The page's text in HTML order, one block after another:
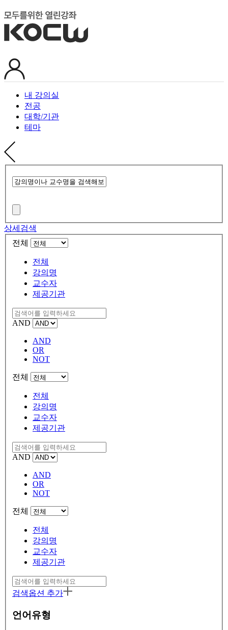
내 강의실
전공
대학/기관
테마
상세검색
전체
전체
강의명
교수자
제공기관
AND
AND
OR
NOT
전체
전체
강의명
교수자
제공기관
AND
AND
OR
NOT
전체
전체
강의명
교수자
제공기관
검색옵션 추가
언어유형